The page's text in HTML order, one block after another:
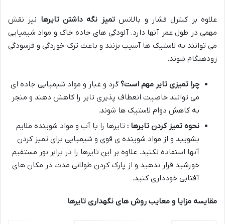
علاوه بر کنترل فشار و بالانستمیز نگه داشتن تایرها نیز نقش
مهمی در طول عمر آنها دارد. آلودگی های جاده خاک و مواد شیمیایی
می توانند به لاستیک ها آسیب بزنند و باعث ترک خوردگی و فرسودگی
زودهنگام شوند.
چرا تمیزی تایر مهم است؟ گرد و غبار و مواد شیمیایی جاده ای
می توانند خاصیت انعطاف پذیری تایر را کاهش دهند و منجر
به کاهش دوام لاستیک ها شوند.
نحوه تمیز کردن تایرها : تایرها را با آب و مواد شوینده ملایم
بشویید و از مواد شوینده ی قوی و شیمیایی برای تمیز کردن
آنها استفاده نکنید. علاوه بر این تایرها را در برابر نور مستقیم
خورشید قرار ندهید و از پارک کردن طولانی مدت در مکان های
آفتابی خودداری کنید.
مقایسه مزایا و معایب روش های نگهداری تایرها